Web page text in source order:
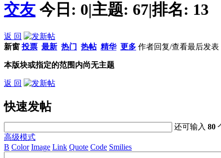
交友 今日: 0|主题: 67|排名: 13
返 回
新窗 投票 最新 热门 热帖 精华 更多 作者回复/查看最后发表
本版块或指定的范围内尚无主题
返 回
快速发帖
还可输入80
高级模式
B Color Image Link Quote Code Smilies